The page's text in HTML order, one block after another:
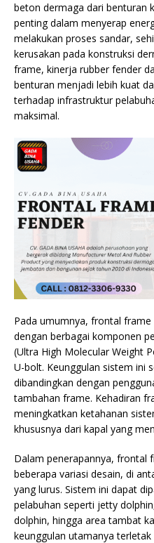
beton dermaga dari benturan
penting dalam menyerap
melakukan proses sandar,
kerusakan pada konstruksi
frame, kinerja rubber fender
benturan menjadi lebih kuat
terhadap infrastruktur
maksimal.
Pada umumnya, frontal
dengan berbagai komponen
(Ultra High Molecular Weight
U-bolt. Keunggulan sistem ini
dibandingkan dengan
tambahan frame. Kehadiran
meningkatkan ketahanan
khususnya dari kapal yang
Dalam penerapannya, frontal
beberapa variasi desain, di
yang lurus. Sistem ini dapat
pelabuhan seperti jetty
dolphin, hingga area tambat
keunggulan utamanya